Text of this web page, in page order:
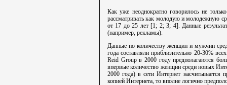
Как уже неоднократно говорилось не
рассматривать как молодую и молодежную
от 17 до 25 лет [1; 2; 3; 4]. Данные
(например, рекламы).
Данные по количеству женщин и мужчин
года составляли приблизительно 20-30%
Reid Group в 2000 году предполагаются
впервые количество женщин среди новых
2000 года) в сети Интернет
копией Интернета, то вполне логично